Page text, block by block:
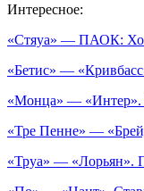
Интересное:
«Стяуа» — ПАОК:
«Бетис» —
«Монца» — «Интер».
«Тре Пенне» —
«Труа» — «Лорьян».